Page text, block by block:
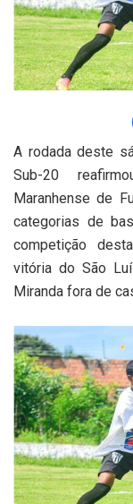
A rodada deste
Sub-20
Maranhense de
categorias de
competição
vitória do São
Miranda fora de